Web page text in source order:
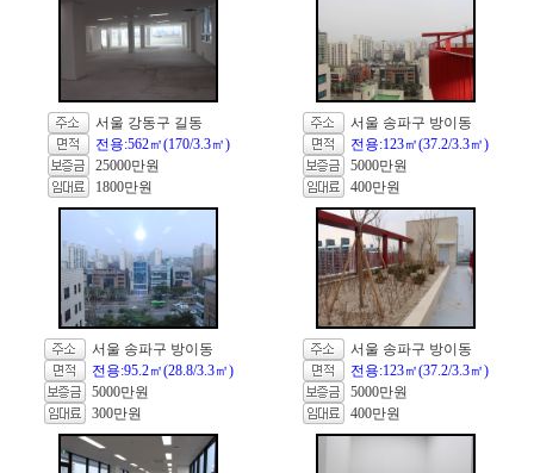
서울 강동구 길동
전용:562㎡(170/3.3㎡)
25000만원
1800만원
서울 송파구 방이동
전용:123㎡(37.2/3.3㎡)
5000만원
400만원
서울 송파구 방이동
전용:95.2㎡(28.8/3.3㎡)
5000만원
300만원
서울 송파구 방이동
전용:123㎡(37.2/3.3㎡)
5000만원
400만원